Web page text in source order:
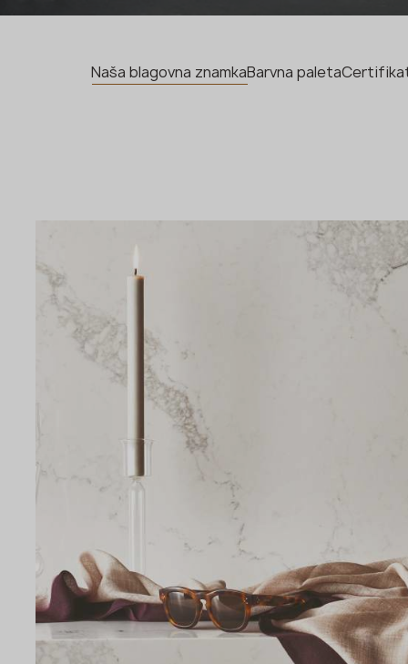
Naša blagovna znamkaBarvna paleta